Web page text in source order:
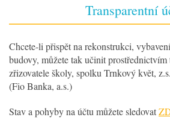
Transparentní
Chcete-li přispět na rekonstrukci,
budovy, můžete tak učinit prostřednictvím
zřizovatele školy, spolku Trnkový květ,
(Fio Banka, a.s.)
Stav a pohyby na účtu můžete sledovat